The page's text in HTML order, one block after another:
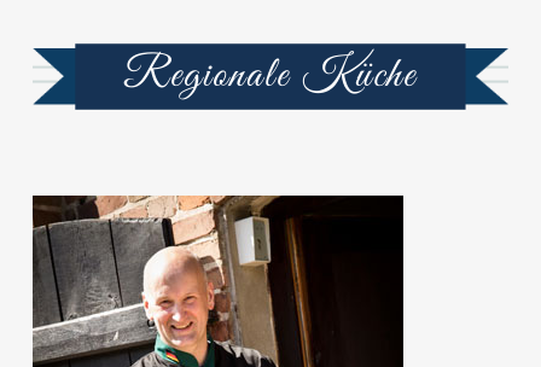
Regionale Küche